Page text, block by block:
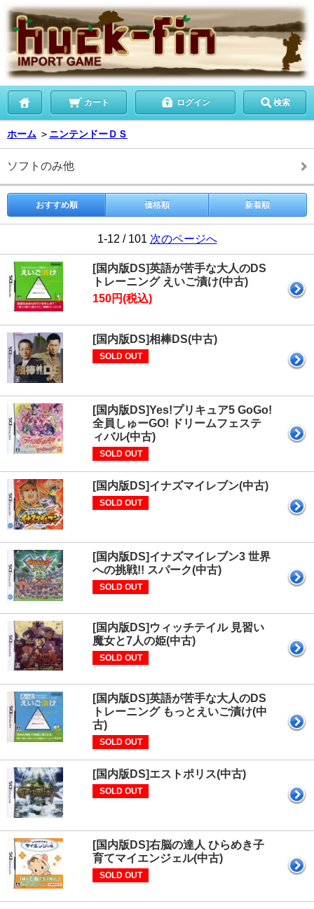
カート ログイン 検索
ホーム ＞ ニンテンドーＤＳ
ソフトのみ他
おすすめ順 価格順 新着順
1-12 / 101 次のページへ
[国内版DS]英語が苦手な大人のDS
トレーニング えいご漬け(中古)
150円(税込)
[国内版DS]相棒DS(中古)
SOLD OUT
[国内版DS]Yes!プリキュア5 GoGo!
全員しゅーGO! ドリームフェステ
ィバル(中古)
SOLD OUT
[国内版DS]イナズマイレブン(中古)
SOLD OUT
[国内版DS]イナズマイレブン3 世界
への挑戦!! スパーク(中古)
SOLD OUT
[国内版DS]ウィッチテイル 見習い
魔女と7人の姫(中古)
SOLD OUT
[国内版DS]英語が苦手な大人のDS
トレーニング もっとえいご漬け(中
古)
SOLD OUT
[国内版DS]エストポリス(中古)
SOLD OUT
[国内版DS]右脳の達人 ひらめき子
育てマイエンジェル(中古)
SOLD OUT